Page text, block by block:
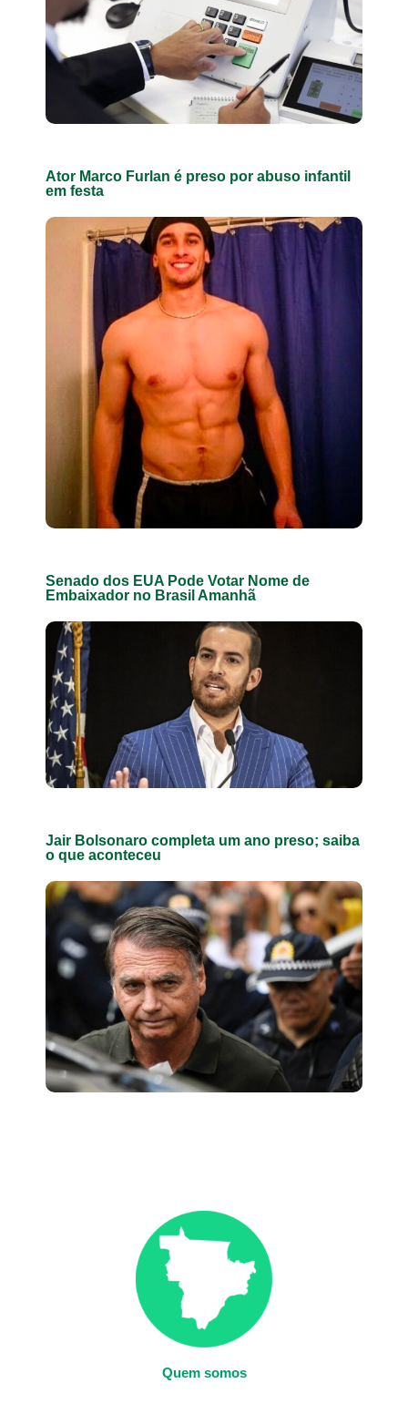
Ator Marco Furlan é preso por abuso infantil
em festa
Senado dos EUA Pode Votar Nome de
Embaixador no Brasil Amanhã
Jair Bolsonaro completa um ano preso; saiba
o que aconteceu
Quem somos